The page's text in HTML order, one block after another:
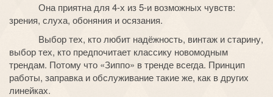
Она приятна для 4-х из 5-и возможных чувств:
зрения, слуха, обоняния и осязания.
Выбор тех, кто любит надёжность, винтаж и старину,
выбор тех, кто предпочитает классику новомодным
трендам. Потому что «Зиппо» в тренде всегда. Принцип
работы, заправка и обслуживание такие же, как в других
линейках.